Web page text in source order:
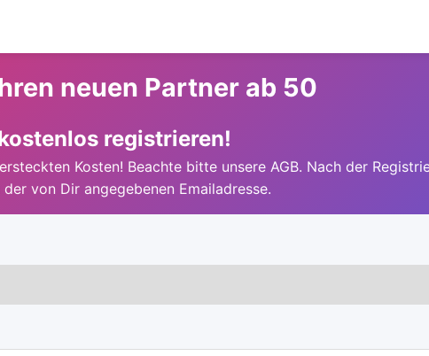
neuen Partner ab 50
registrieren!
Kosten! Beachte bitte unsere AGB. Nach der
von Dir angegebenen Emailadresse.